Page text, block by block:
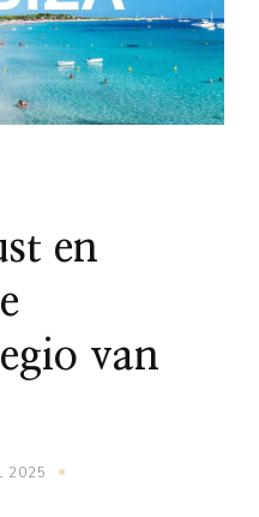
en
van
2025